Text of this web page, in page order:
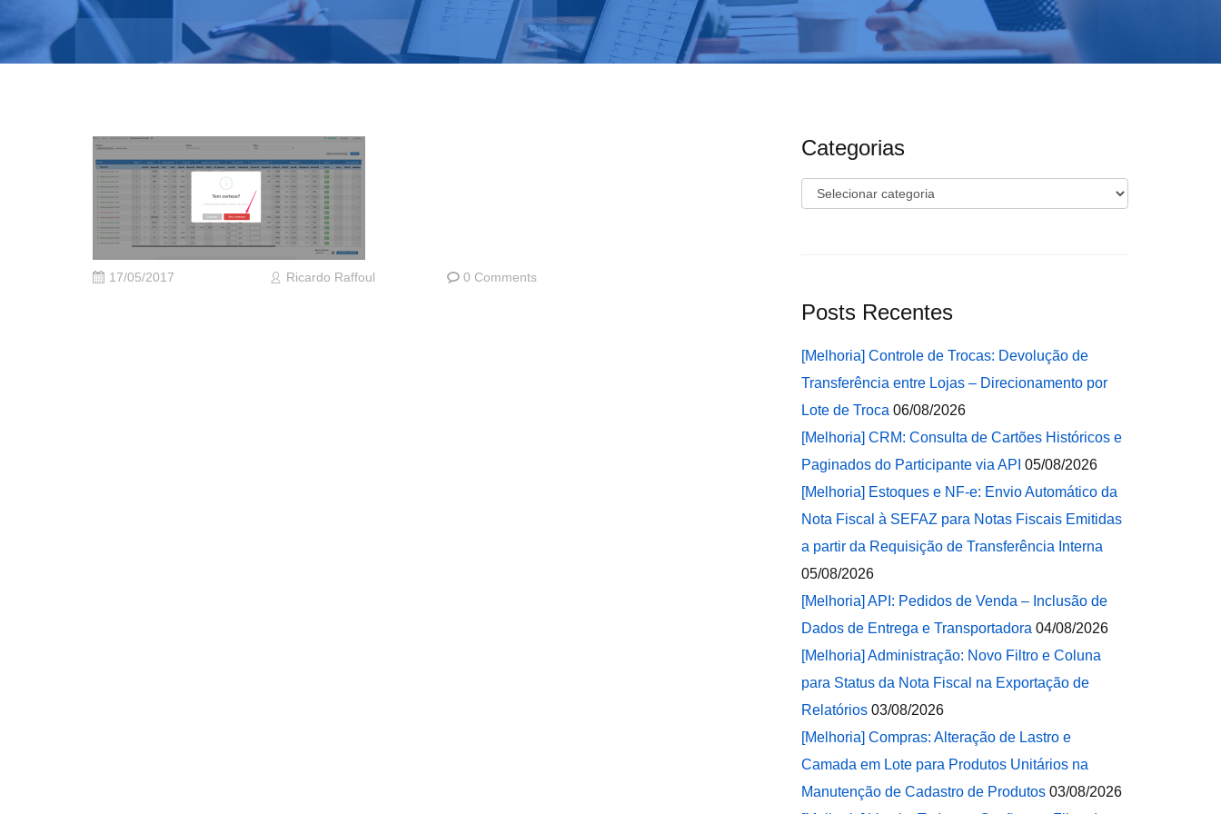
17/05/2017 Ricardo Raffoul 0 Comments
Categorias
Categorias
Posts Recentes
[Melhoria] Controle de Trocas: Devolução de
Transferência entre Lojas – Direcionamento por
Lote de Troca 06/08/2026
[Melhoria] CRM: Consulta de Cartões Históricos e
Paginados do Participante via API 05/08/2026
[Melhoria] Estoques e NF-e: Envio Automático da
Nota Fiscal à SEFAZ para Notas Fiscais Emitidas
a partir da Requisição de Transferência Interna
05/08/2026
[Melhoria] API: Pedidos de Venda – Inclusão de
Dados de Entrega e Transportadora 04/08/2026
[Melhoria] Administração: Novo Filtro e Coluna
para Status da Nota Fiscal na Exportação de
Relatórios 03/08/2026
[Melhoria] Compras: Alteração de Lastro e
Camada em Lote para Produtos Unitários na
Manutenção de Cadastro de Produtos 03/08/2026